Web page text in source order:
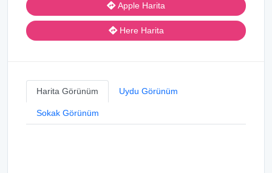
Apple Harita
Here Harita
Harita Görünüm Uydu Görünüm
Sokak Görünüm